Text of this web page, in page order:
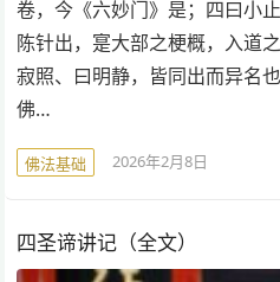
卷，今《六妙门》是；四曰小
陈针出，寔大部之梗概，入道
寂照、曰明静，皆同出而异名
佛…
佛法基础 2026年2月8日
四圣谛讲记（全文）